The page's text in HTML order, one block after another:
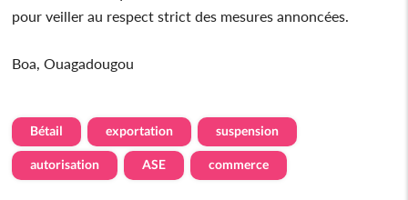
pour veiller au respect strict des mesures annoncées.
Boa, Ouagadougou
Bétail exportation suspension
autorisation ASE commerce